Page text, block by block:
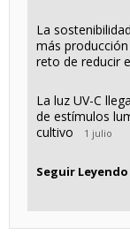
La
más
reto de reducir
La luz UV-C
de estímulos
cultivo
1 julio
Seguir Leyendo